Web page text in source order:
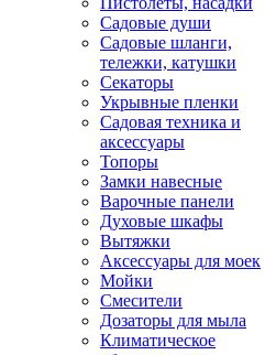
Садовые души
Садовые шланги,
тележки, катушки
Секаторы
Укрывные пленки
Садовая техника и
аксессуары
Топоры
Замки навесные
Варочные панели
Духовые шкафы
Вытяжки
Аксессуары для моек
Мойки
Смесители
Дозаторы для мыла
Климатическое